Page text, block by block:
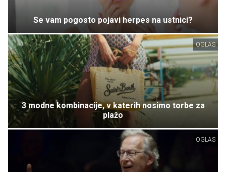
Se vam pogosto pojavi herpes na ustnici?
OGLAS
3 modne kombinacije, v katerih nosimo torbe za
plažo
OGLAS